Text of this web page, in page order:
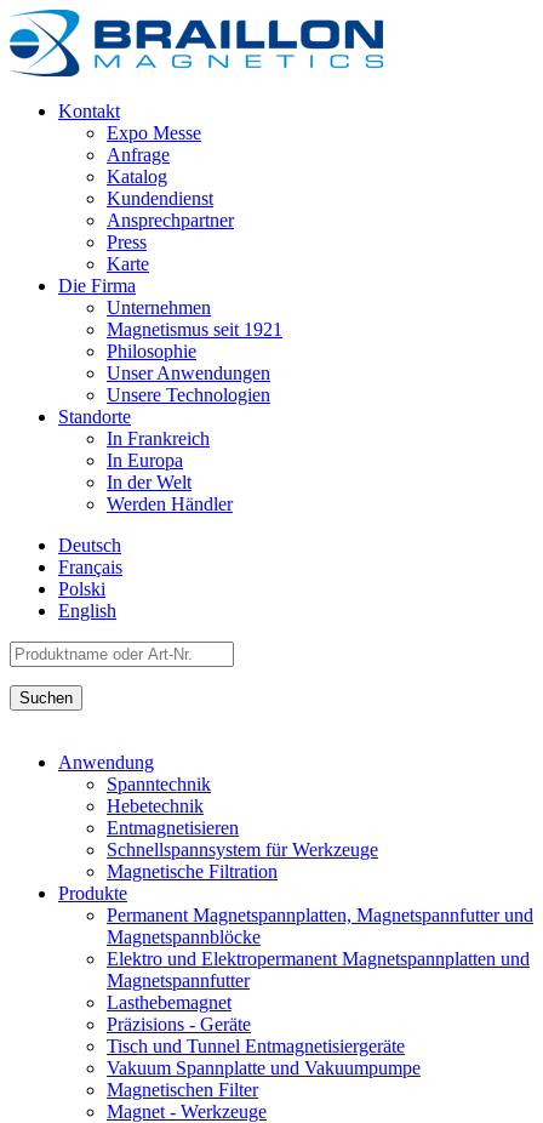
Kontakt
Expo Messe
Anfrage
Katalog
Kundendienst
Ansprechpartner
Press
Karte
Die Firma
Unternehmen
Magnetismus seit 1921
Philosophie
Unser Anwendungen
Unsere Technologien
Standorte
In Frankreich
In Europa
In der Welt
Werden Händler
Deutsch
Français
Polski
English
Anwendung
Spanntechnik
Hebetechnik
Entmagnetisieren
Schnellspannsystem für Werkzeuge
Magnetische Filtration
Produkte
Permanent Magnetspannplatten, Magnetspannfutter und
Magnetspannblöcke
Elektro und Elektropermanent Magnetspannplatten und
Magnetspannfutter
Lasthebemagnet
Präzisions - Geräte
Tisch und Tunnel Entmagnetisiergeräte
Vakuum Spannplatte und Vakuumpumpe
Magnetischen Filter
Magnet - Werkzeuge